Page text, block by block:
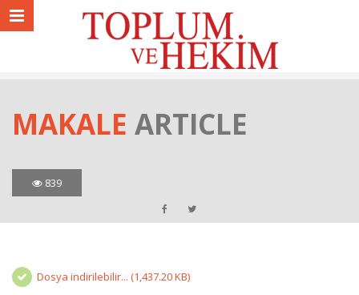
MAKALE ARTICLE
839
Dosya indirilebilir... (1,437.20 KB)